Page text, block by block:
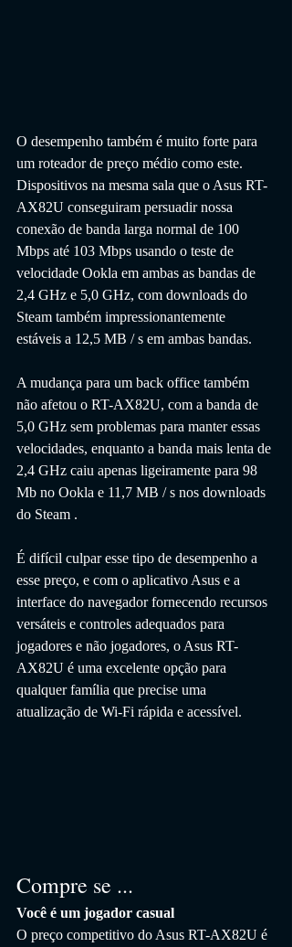
O desempenho também é muito forte para
um roteador de preço médio como este.
Dispositivos na mesma sala que o Asus RT-
AX82U conseguiram persuadir nossa
conexão de banda larga normal de 100
Mbps até 103 Mbps usando o teste de
velocidade Ookla em ambas as bandas de
2,4 GHz e 5,0 GHz, com downloads do
Steam também impressionantemente
estáveis ​​a 12,5 MB / s em ambas bandas.
A mudança para um back office também
não afetou o RT-AX82U, com a banda de
5,0 GHz sem problemas para manter essas
velocidades, enquanto a banda mais lenta de
2,4 GHz caiu apenas ligeiramente para 98
Mb no Ookla e 11,7 MB / s nos downloads
do Steam .
É difícil culpar esse tipo de desempenho a
esse preço, e com o aplicativo Asus e a
interface do navegador fornecendo recursos
versáteis e controles adequados para
jogadores e não jogadores, o Asus RT-
AX82U é uma excelente opção para
qualquer família que precise uma
atualização de Wi-Fi rápida e acessível.
Compre se ...
Você é um jogador casual
O preço competitivo do Asus RT-AX82U é